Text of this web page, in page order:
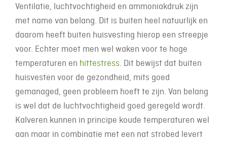
Ventilatie, luchtvochtigheid en ammoniakdruk zijn
met name van belang. Dit is buiten heel natuurlijk en
daarom heeft buiten huisvesting hierop een streepje
voor. Echter moet men wel waken voor te hoge
temperaturen en hittestress . Dit bewijst dat buiten
huisvesten voor de gezondheid, mits goed
gemanaged, geen probleem hoeft te zijn. Van belang
is wel dat de luchtvochtigheid goed geregeld wordt.
Kalveren kunnen in principe koude temperaturen wel
aan maar in combinatie met een nat strobed levert